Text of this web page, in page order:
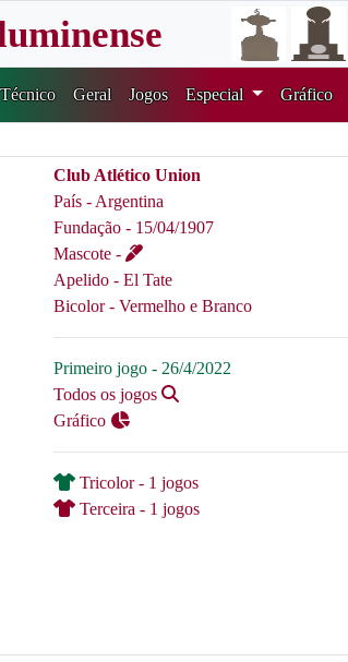
Técnico Geral Jogos Especial Gráfico
Club Atlético Union
País - Argentina
Fundação - 15/04/1907
Mascote -
Apelido - El Tate
Bicolor - Vermelho e Branco
Primeiro jogo - 26/4/2022
Todos os jogos
Gráfico
Tricolor - 1 jogos
Terceira - 1 jogos